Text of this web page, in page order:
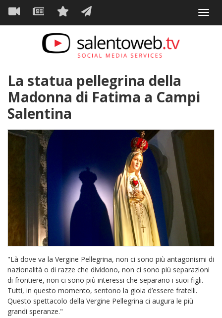
Salta
contenuto
Navigazione
principale
La statua pellegrina della
Madonna di Fatima a Campi
Salentina
"Là dove va la Vergine Pellegrina, non ci sono più antagonismi di
nazionalità o di razze che dividono, non ci sono più separazioni
di frontiere, non ci sono più interessi che separano i suoi figli.
Tutti, in questo momento, sentono la gioia d’essere fratelli.
Questo spettacolo della Vergine Pellegrina ci augura le più
grandi speranze."